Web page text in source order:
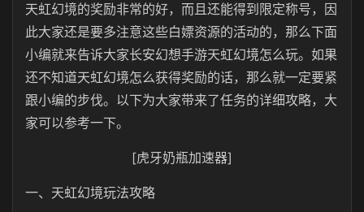
天虹幻境的奖励非常的好，而且还能得到限定称号，因
此大家还是要多注意这些白嫖资源的活动的，那么下面
小编就来告诉大家长安幻想手游天虹幻境怎么玩。如果
还不知道天虹幻境怎么获得奖励的话，那么就一定要紧
跟小编的步伐。以下为大家带来了任务的详细攻略，大
家可以参考一下。
[虎牙奶瓶加速器]
一、天虹幻境玩法攻略